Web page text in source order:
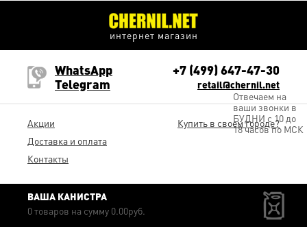
интернет магазин
Акции
Доставка и оплата
Контакты
WhatsApp
Telegram
retail@chernil.net
+7 (499) 647-47-30
Отвечаем на
ваши звонки в
БУДНИ с 10 до
18 часов по МСК
Купить в своем городе?
ВАША КАНИСТРА
0 товаров на сумму 0.00руб.